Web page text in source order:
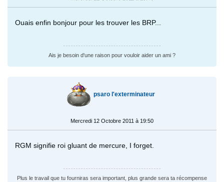
Ouais enfin bonjour pour les trouver les BRP...
Ais je besoin d'une raison pour vouloir aider un ami ?
psaro l'exterminateur
Mercredi 12 Octobre 2011 à 19:50
RGM signifie roi gluant de mercure, I forget.
Plus le travail que tu fourniras sera important, plus grande sera ta récompense